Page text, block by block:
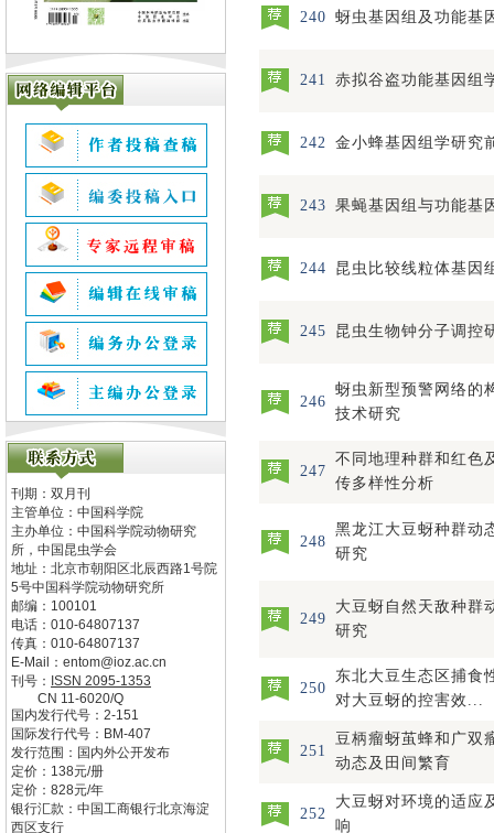
刊期：双月刊
主管单位： 中国科学院
主办单位： 中国科学院动物研究
所，中国昆虫学会
地址： 北京市朝阳区北辰西路1号院
5号中国科学院动物研究所
邮编： 100101
电话： 010-64807137
传真： 010-64807137
E-Mail： entom@ioz.ac.cn
刊号： ISSN 2095-1353
CN 11-6020/Q
国内发行代号： 2-151
国际发行代号： BM-407
发行范围：国内外公开发布
定价： 138元/册
定价： 828元/年
银行汇款：中国工商银行北京海淀
西区支行
240 蚜虫基因组及功能基
241 赤拟谷盗功能基因组
242 金小蜂基因组学研究
243 果蝇基因组与功能基
244 昆虫比较线粒体基因
245 昆虫生物钟分子调控
246
蚜虫新型预警网络的
技术研究
247
不同地理种群和红色
传多样性分析
248
黑龙江大豆蚜种群动
研究
249
大豆蚜自然天敌种群
研究
250
东北大豆生态区捕食
对大豆蚜的控害效...
251
豆柄瘤蚜茧蜂和广双
动态及田间繁育
252
大豆蚜对环境的适应
响